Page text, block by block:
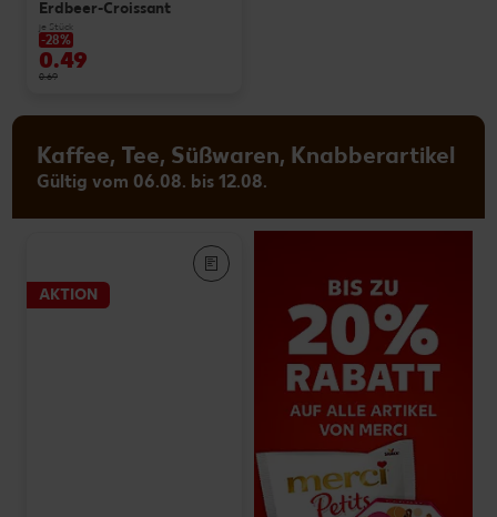
Erdbeer-Croissant
je Stück
-28%
0.49
0.69
Kaffee, Tee, Süßwaren, Knabberartikel
Gültig vom 06.08. bis 12.08.
AKTION